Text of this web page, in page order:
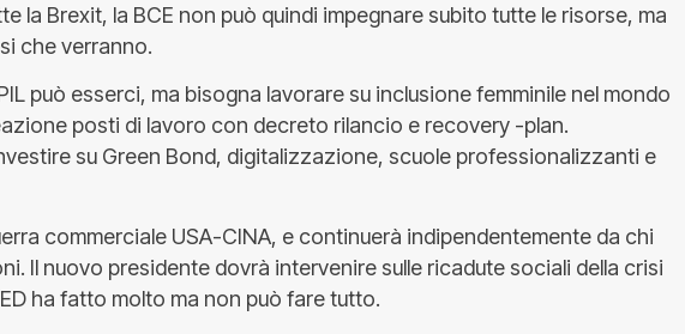
la Brexit, la BCE non può quindi impegnare subito tutte le risorse, ma
che verranno.
può esserci, ma bisogna lavorare su inclusione femminile nel mondo
posti di lavoro con decreto rilancio e recovery -plan.
su Green Bond, digitalizzazione, scuole professionalizzanti e
commerciale USA-CINA, e continuerà indipendentemente da chi
Il nuovo presidente dovrà intervenire sulle ricadute sociali della crisi
ha fatto molto ma non può fare tutto.